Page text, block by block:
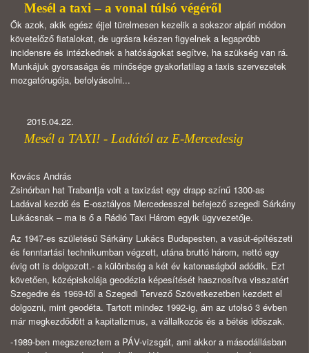
Mesél a taxi – a vonal túlsó végéről
Ők azok, akik egész éjjel türelmesen kezelik a sokszor alpári módon
követelőző fiatalokat, de ugrásra készen figyelnek a legapróbb
incidensre és intézkednek a hatóságokat segítve, ha szükség van rá.
Munkájuk gyorsasága és minősége gyakorlatilag a taxis szervezetek
mozgatórugója, befolyásolni...
2015.04.22.
Mesél a TAXI! - Ladától az E-Mercedesig
Kovács András
Zsinórban hat Trabantja volt a taxizást egy drapp színű 1300-as
Ladával kezdő és E-osztályos Mercedesszel befejező szegedi Sárkány
Lukácsnak – ma is ő a Rádió Taxi Három egyik ügyvezetője.
Az 1947-es születésű Sárkány Lukács Budapesten, a vasút-építészeti
és fenntartási technikumban végzett, utána bruttó három, nettó egy
évig ott is dolgozott.- a különbség a két év katonaságból adódik. Ezt
követően, középiskolája geodézia képesítését hasznosítva visszatért
Szegedre és 1969-től a Szegedi Tervező Szövetkezetben kezdett el
dolgozni, mint geodéta. Tartott mindez 1992-ig, ám az utolsó 3 évben
már megkezdődött a kapitalizmus, a vállalkozós és a bétés időszak.
-1989-ben megszereztem a PÁV-vizsgát, ami akkor a másodállásban